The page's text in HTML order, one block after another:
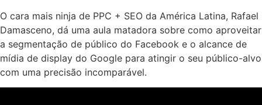
O cara mais ninja de PPC + SEO da América Latina, Rafael
Damasceno, dá uma aula matadora sobre como aproveitar
a segmentação de público do Facebook e o alcance de
mídia de display do Google para atingir o seu público-alvo
com uma precisão incomparável.